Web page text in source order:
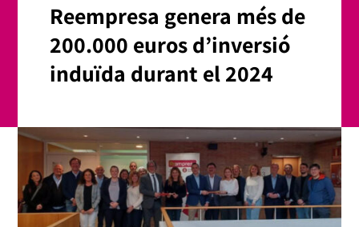
Reempresa genera més de
200.000 euros d’inversió
induïda durant el 2024